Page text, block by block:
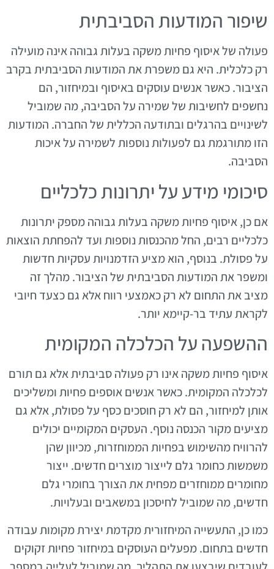
שיפור המודעות הסביבתית
פעולה של איסוף פחיות משקה בעלות גבוהה אינה מועילה
רק כלכלית. היא גם משפרת את המודעות הסביבתית בקרב
הציבור. כאשר אנשים עוסקים באיסוף ובמיחזור, הם
נחשפים לחשיבות של שמירה על הסביבה, מה שמוביל
לשינויים בהרגלים ובתודעה הכללית של החברה. המודעות
הזו מתורגמת גם לפעולות נוספות לשמירה על איכות
הסביבה.
סיכומי מידע על יתרונות כלכליים
אם כן, איסוף פחיות משקה בעלות גבוהה מספק יתרונות
כלכליים רבים, החל מהכנסות נוספות ועד להפחתת הוצאות
על פסולת. בנוסף, הוא מציע הזדמנויות עסקיות חדשות
ומשפר את המודעות הסביבתית של הציבור. מהלך זה
מציב את התחום לא רק כאמצעי רווח אלא גם כצעד חיובי
לקראת עתיד בר-קיימא יותר.
ההשפעה על הכלכלה המקומית
איסוף פחיות משקה אינו רק פעולה סביבתית אלא גם תורם
לכלכלה המקומית. כאשר אנשים אוספים פחיות ומשליכים
אותן למיחזור, הם לא רק חוסכים כסף על פסולת, אלא גם
מציעים מקור הכנסה נוסף. העסקים המקומיים יכולים
להרוויח מהשימוש בפחיות הממוחזרות, מכיוון שהן
משמשות כחומר גלם לייצור מוצרים חדשים. ייצור
מחומרים ממוחזרים מפחית את הצורך בחומרי גלם
חדשים, מה שמוביל לחיסכון במשאבים ובעלויות.
כמו כן, התעשייה המיחזורית מקדמת יצירת מקומות עבודה
חדשים בתחום. מפעלים העוסקים במיחזור פחיות זקוקים